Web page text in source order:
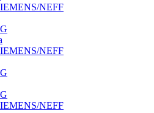
NEFF
NEFF
NEFF